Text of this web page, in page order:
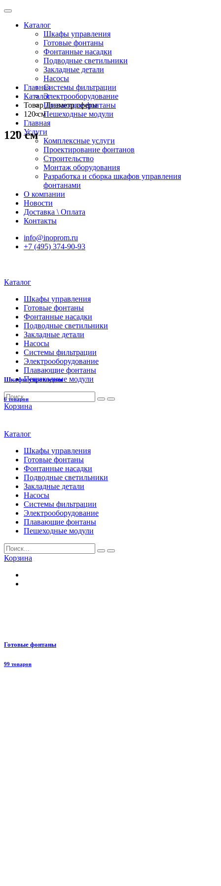
Каталог
Шкафы управления
Готовые фонтаны
Фонтанные насадки
Подводные светильники
Закладные детали
Насосы
Системы фильтрации
Электрооборудование
Плавающие фонтаны
Пешеходные модули
Главная
Услуги
Комплексные услуги
Проектирование фонтанов
Строительство
Монтаж оборудования
Разработка и сборка шкафов управления
фонтанами
О компании
Новости
Доставка \ Оплата
Контакты
info@inoprom.ru
+7 (495) 374-90-93
Каталог
Шкафы управления
Готовые фонтаны
Фонтанные насадки
Подводные светильники
Закладные детали
Насосы
Системы фильтрации
Электрооборудование
Плавающие фонтаны
Пешеходные модули
Корзина
Каталог
Шкафы управления
Готовые фонтаны
Фонтанные насадки
Подводные светильники
Закладные детали
Насосы
Системы фильтрации
Электрооборудование
Плавающие фонтаны
Пешеходные модули
Корзина
Главная
Каталог
Товар Диаметр сферы
120 см
120 см
Шкафы управления
6 товаров
Готовые фонтаны
99 товаров